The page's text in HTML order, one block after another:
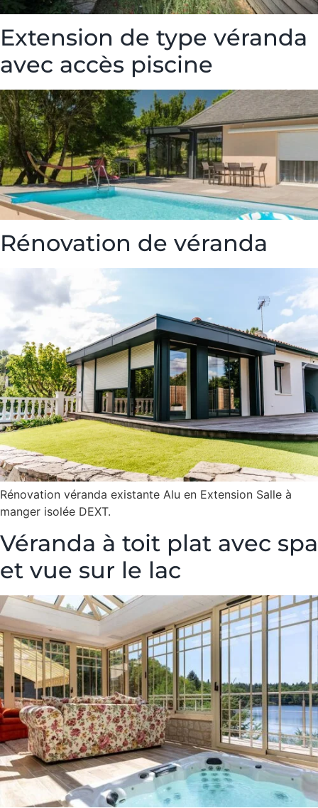
Extension de type véranda
avec accès piscine
Rénovation de véranda
Rénovation véranda existante Alu en Extension Salle à
manger isolée DEXT.
Véranda à toit plat avec spa
et vue sur le lac